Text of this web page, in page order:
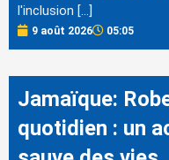
l'inclusion […]
9 août 2026 05:05
Jamaïque:
quotidien : un